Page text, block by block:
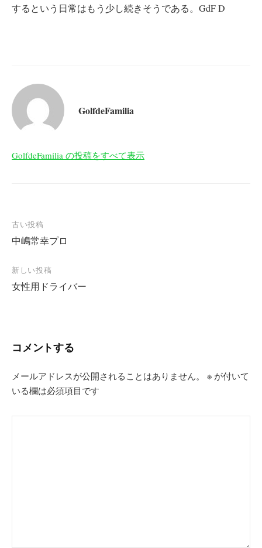
するという日常はもう少し続きそうである。GdF D
GolfdeFamilia
GolfdeFamilia の投稿をすべて表示
投
稿
ナ
ビ
ゲ
ョ
古い投稿
中嶋常幸プロ
新しい投稿
女性用ドライバー
コメントする
メールアドレスが公開されることはありません。 ※ が付いて
いる欄は必須項目です